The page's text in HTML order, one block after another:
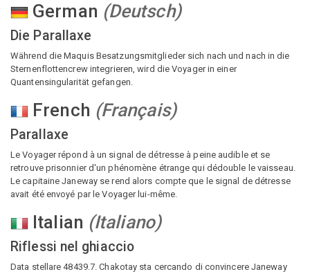
German (Deutsch)
Die Parallaxe
Während die Maquis Besatzungsmitglieder sich nach und nach in die
Sternenflottencrew integrieren, wird die Voyager in einer
Quantensingularität gefangen.
French (Français)
Parallaxe
Le Voyager répond à un signal de détresse à peine audible et se
retrouve prisonnier d'un phénomène étrange qui dédouble le vaisseau.
Le capitaine Janeway se rend alors compte que le signal de détresse
avait été envoyé par le Voyager lui-même.
Italian (Italiano)
Riflessi nel ghiaccio
Data stellare 48439.7. Chakotay sta cercando di convincere Janeway